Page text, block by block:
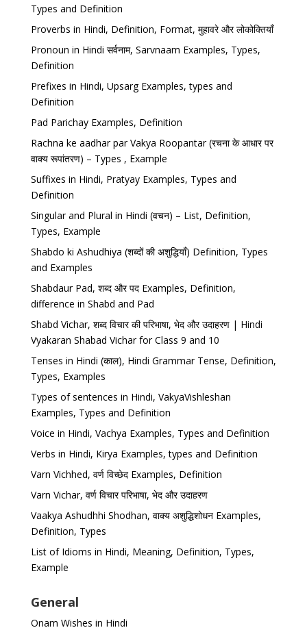
Types and Definition
Proverbs in Hindi, Definition, Format, मुहावरे और लोकोक्तियाँ
Pronoun in Hindi सर्वनाम, Sarvnaam Examples, Types,
Definition
Prefixes in Hindi, Upsarg Examples, types and
Definition
Pad Parichay Examples, Definition
Rachna ke aadhar par Vakya Roopantar (रचना के आधार पर
वाक्य रूपांतरण) – Types , Example
Suffixes in Hindi, Pratyay Examples, Types and
Definition
Singular and Plural in Hindi (वचन) – List, Definition,
Types, Example
Shabdo ki Ashudhiya (शब्दों की अशुद्धियाँ) Definition, Types
and Examples
Shabdaur Pad, शब्द और पद Examples, Definition,
difference in Shabd and Pad
Shabd Vichar, शब्द विचार की परिभाषा, भेद और उदाहरण | Hindi
Vyakaran Shabad Vichar for Class 9 and 10
Tenses in Hindi (काल), Hindi Grammar Tense, Definition,
Types, Examples
Types of sentences in Hindi, VakyaVishleshan
Examples, Types and Definition
Voice in Hindi, Vachya Examples, Types and Definition
Verbs in Hindi, Kirya Examples, types and Definition
Varn Vichhed, वर्ण विच्छेद Examples, Definition
Varn Vichar, वर्ण विचार परिभाषा, भेद और उदाहरण
Vaakya Ashudhhi Shodhan, वाक्य अशुद्धिशोधन Examples,
Definition, Types
List of Idioms in Hindi, Meaning, Definition, Types,
Example
General
Onam Wishes in Hindi